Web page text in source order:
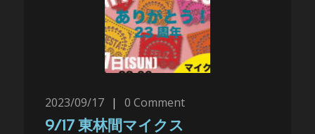
2023/09/17 | 0 Comment
9/17 東林間マイクス